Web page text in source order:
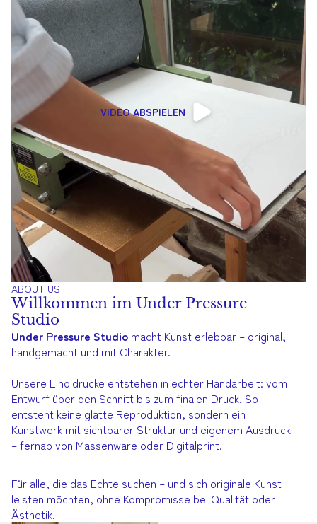
VIDEO ABSPIELEN
ABOUT US
Willkommen im Under Pressure
Studio
Under Pressure Studio macht Kunst erlebbar – original,
handgemacht und mit Charakter.
Unsere Linoldrucke entstehen in echter Handarbeit: vom
Entwurf über den Schnitt bis zum finalen Druck. So
entsteht keine glatte Reproduktion, sondern ein
Kunstwerk mit sichtbarer Struktur und eigenem Ausdruck
– fernab von Massenware oder Digitalprint.
Für alle, die das Echte suchen – und sich originale Kunst
leisten möchten, ohne Kompromisse bei Qualität oder
Ästhetik.